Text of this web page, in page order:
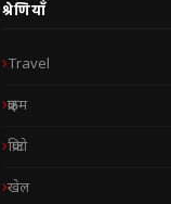
श्रेणियाँ
Travel
क्राइम
क्रिप्टो
खेल